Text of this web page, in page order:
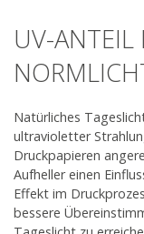
UV-
Natürliches
ultravioletter
Druckpapieren
Aufheller einen
Effekt im
bessere